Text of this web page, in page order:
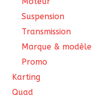
Suspension
Transmission
Marque & modèle
Promo
Karting
Quad